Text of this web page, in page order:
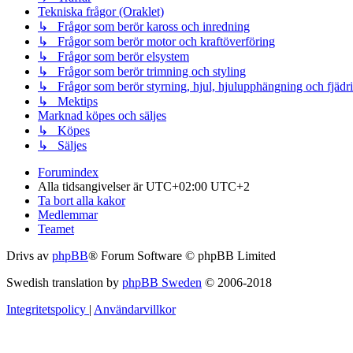
Tekniska frågor (Oraklet)
↳ Frågor som berör kaross och inredning
↳ Frågor som berör motor och kraftöverföring
↳ Frågor som berör elsystem
↳ Frågor som berör trimning och styling
↳ Frågor som berör styrning, hjul, hjulupphängning och
↳ Mektips
Marknad köpes och säljes
↳ Köpes
↳ Säljes
Forumindex
Alla tidsangivelser är UTC+02:00 UTC+2
Ta bort alla kakor
Medlemmar
Teamet
Drivs av phpBB® Forum Software © phpBB Limited
Swedish translation by phpBB Sweden © 2006-2018
Integritetspolicy | Användarvillkor